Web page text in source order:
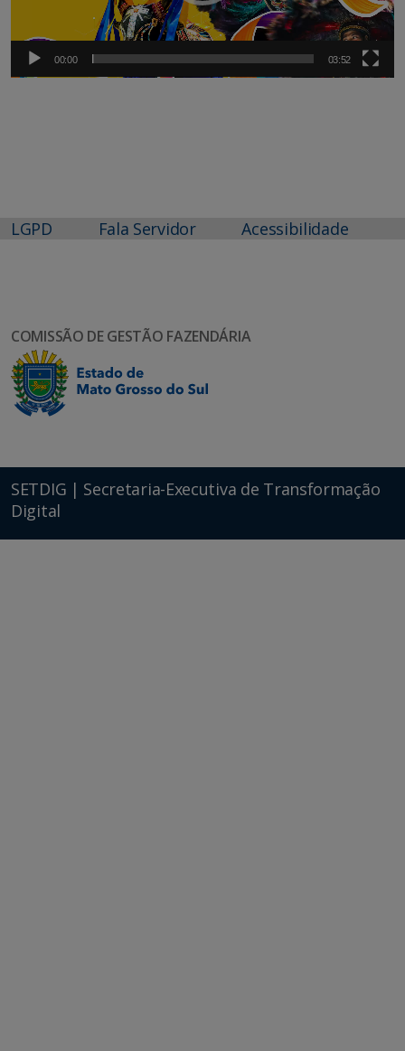
00:00 03:52
LGPD Fala Servidor Acessibilidade
COMISSÃO DE GESTÃO FAZENDÁRIA
SETDIG | Secretaria-Executiva de Transformação
Digital